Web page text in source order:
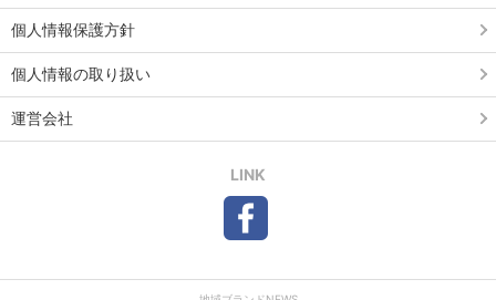
個人情報保護方針
個人情報の取り扱い
運営会社
LINK